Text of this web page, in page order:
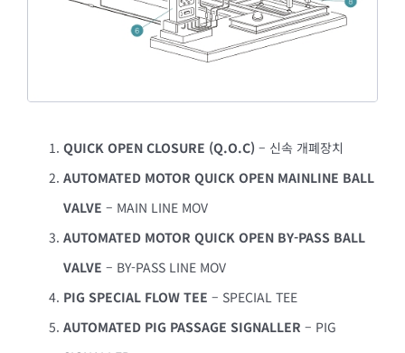
QUICK OPEN CLOSURE (Q.O.C) – 신속 개폐장치
AUTOMATED MOTOR QUICK OPEN MAINLINE BALL
VALVE – MAIN LINE MOV
AUTOMATED MOTOR QUICK OPEN BY-PASS BALL
VALVE – BY-PASS LINE MOV
PIG SPECIAL FLOW TEE – SPECIAL TEE
AUTOMATED PIG PASSAGE SIGNALLER – PIG